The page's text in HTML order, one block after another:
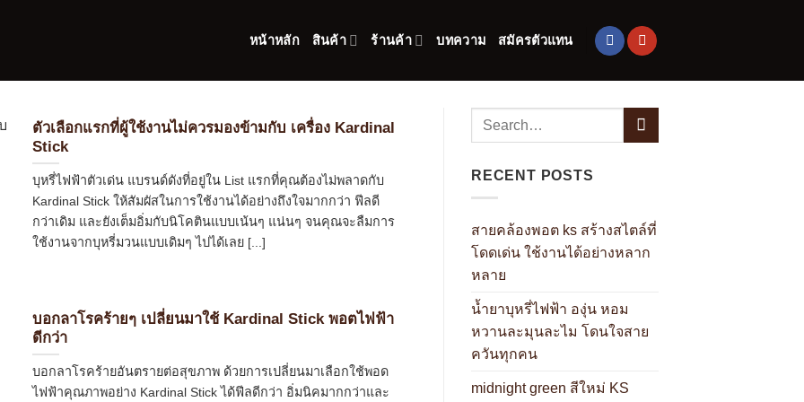
หน้าหลัก สินค้า ร้านค้า บทความ สมัครตัวแทน
ตัวเลือกแรกที่ผู้ใช้งานไม่ควรมองข้ามกับ เครื่อง Kardinal
Stick
บุหรี่ไฟฟ้าตัวเด่น แบรนด์ดังที่อยู่ใน List แรกที่คุณต้องไม่พลาดกับ
Kardinal Stick ให้สัมผัสในการใช้งานได้อย่างถึงใจมากกว่า ฟีลดี
กว่าเดิม และยังเต็มอิ่มกับนิโคตินแบบเน้นๆ แน่นๆ จนคุณจะลืมการ
ใช้งานจากบุหรี่มวนแบบเดิมๆ ไปได้เลย [...]
บอกลาโรคร้ายๆ เปลี่ยนมาใช้ Kardinal Stick พอตไฟฟ้า
ดีกว่า
บอกลาโรคร้ายอันตรายต่อสุขภาพ ด้วยการเปลี่ยนมาเลือกใช้พอด
ไฟฟ้าคุณภาพอย่าง Kardinal Stick ได้ฟีลดีกว่า อิ่มนิคมากกว่าและ
RECENT POSTS
สายคล้องพอต ks สร้างสไตล์ที่
โดดเด่น ใช้งานได้อย่างหลาก
หลาย
น้ำยาบุหรี่ไฟฟ้า องุ่น หอม
หวานละมุนละไม โดนใจสาย
ควันทุกคน
midnight green สีใหม่ KS